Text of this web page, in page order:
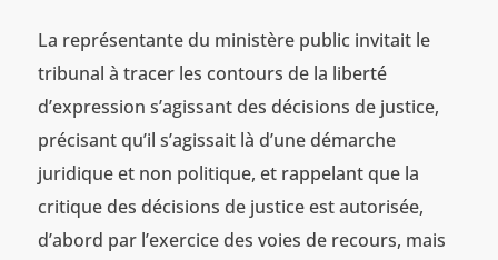
La représentante du ministère public invitait le
tribunal à tracer les contours de la liberté
d’expression s’agissant des décisions de justice,
précisant qu’il s’agissait là d’une démarche
juridique et non politique, et rappelant que la
critique des décisions de justice est autorisée,
d’abord par l’exercice des voies de recours, mais